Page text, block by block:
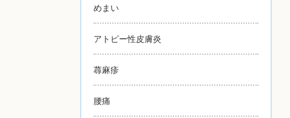
めまい
アトピー性皮膚炎
蕁麻疹
腰痛